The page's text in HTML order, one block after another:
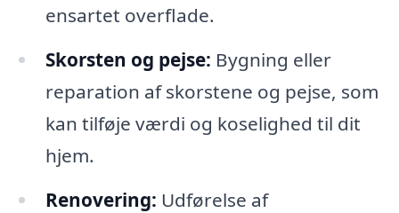
ensartet overflade.
Skorsten og pejse: Bygning eller
reparation af skorstene og pejse, som
kan tilføje værdi og koselighed til dit
hjem.
Renovering: Udførelse af